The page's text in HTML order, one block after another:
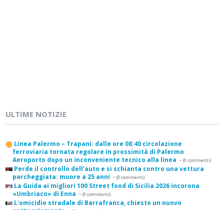
ULTIME NOTIZIE
Linea Palermo – Trapani: dalle ore 08:40 circolazione
ferroviaria tornata regolare in prossimità di Palermo
Aeroporto dopo un inconveniente tecnico alla linea - (0 commenti)
Perde il controllo dell'auto e si schianta contro una vettura
parcheggiata: muore a 25 anni - (0 commenti)
La Guida ai migliori 100 Street food di Sicilia 2026 incorona
«Umbriaco» di Enna - (0 commenti)
L'omicidio stradale di Barrafranca, chiesto un nuovo